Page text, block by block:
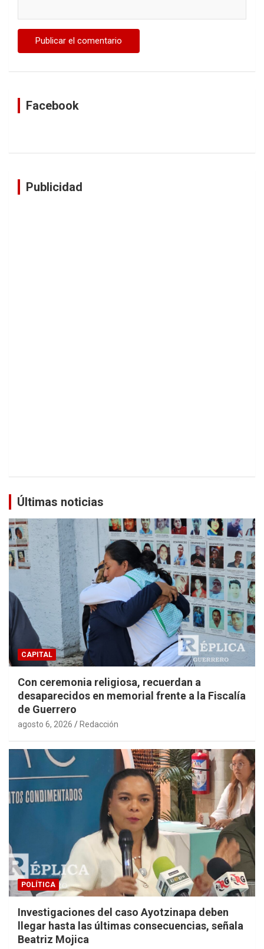
Facebook
Publicidad
Últimas noticias
CAPITAL
Con ceremonia religiosa, recuerdan a
desaparecidos en memorial frente a la Fiscalía
de Guerrero
agosto 6, 2026 Redacción
POLÍTICA
Investigaciones del caso Ayotzinapa deben
llegar hasta las últimas consecuencias, señala
Beatriz Mojica